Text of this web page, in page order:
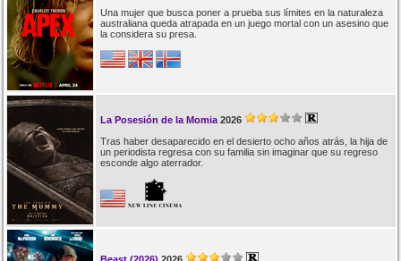
Una mujer que busca poner a prueba sus límites en la naturaleza
australiana queda atrapada en un juego mortal con un asesino que
la considera su presa.
La Posesión de la Momia 2026
Tras haber desaparecido en el desierto ocho años atrás, la hija de
un periodista regresa con su familia sin imaginar que su regreso
esconde algo aterrador.